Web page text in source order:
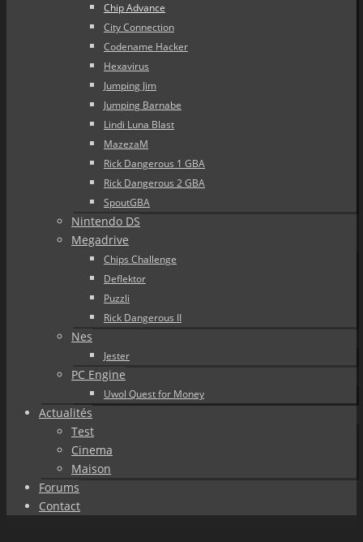
Chip Advance
City Connection
Codename Hacker
Hexavirus
Jumping Jim
Jumping Barnabe
Lindi Luna Blast
MazezaM
Rick Dangerous 1 GBA
Rick Dangerous 2 GBA
SpoutGBA
Nintendo DS
Megadrive
Chips Challenge
Deflektor
Puzzli
Rick Dangerous II
Nes
Jester
PC Engine
Uwol Quest for Money
Actualités
Test
Cinema
Maison
Forums
Contact